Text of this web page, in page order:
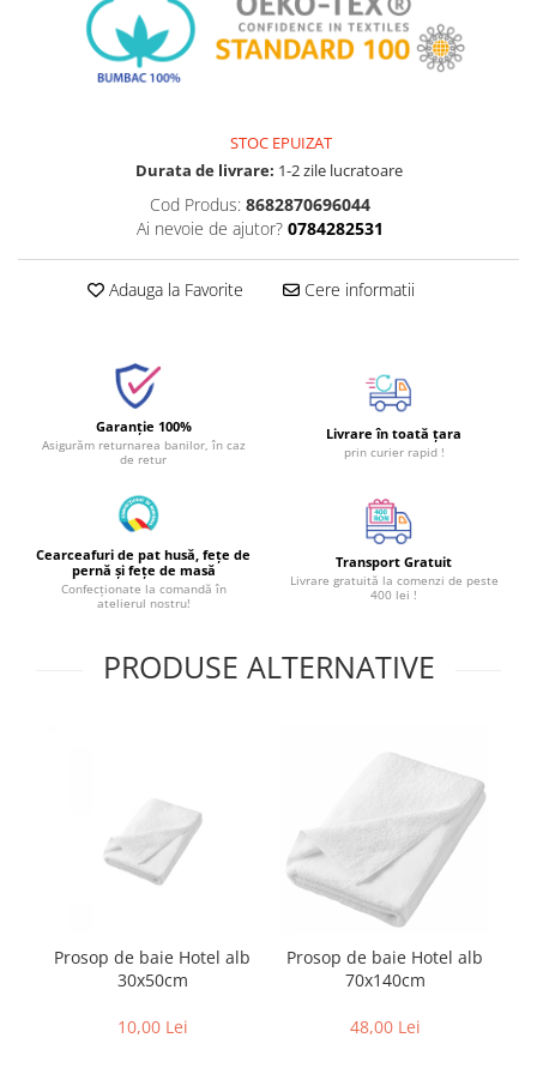
STOC EPUIZAT
Durata de livrare: 1-2 zile lucratoare
Cod Produs: 8682870696044
Ai nevoie de ajutor? 0784282531
Adauga la Favorite Cere informatii
Garanție 100%
Asigurăm returnarea banilor, în caz
de retur
Livrare în toată țara
prin curier rapid !
Cearceafuri de pat husă, fețe de
pernă și fețe de masă
Confecționate la comandă în
atelierul nostru!
Transport Gratuit
Livrare gratuită la comenzi de peste
400 lei !
PRODUSE ALTERNATIVE
Prosop de baie Hotel alb
30x50cm
10,00 Lei
Prosop de baie Hotel alb
70x140cm
48,00 Lei